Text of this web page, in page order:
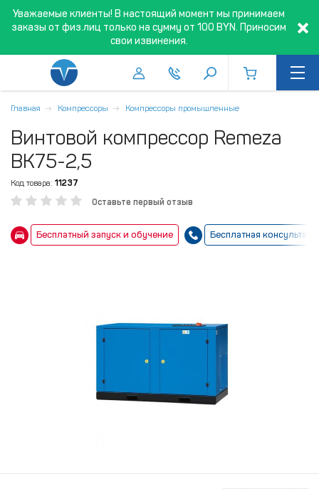
Уважаемые клиенты! В настоящий момент мы принимаем
заказы от физ.лиц только на сумму от 100 BYN. Приносим
свои извинения.
Главная Компрессоры Компрессоры промышленные
Винтовой компрессор Remeza
ВК75-2,5
Код товара: 11237
Оставьте первый отзыв
Бесплатный запуск и обучение Бесплатная